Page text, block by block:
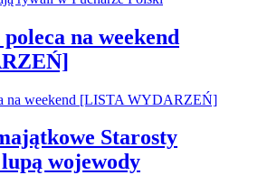
na weekend
Starosty
wojewody